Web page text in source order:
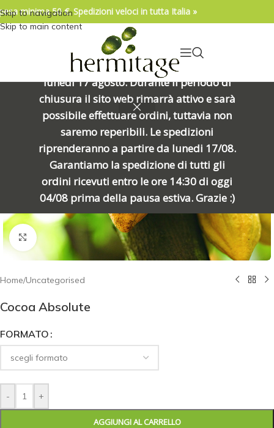
04/08/2026. IMPORTANTE, SI PREGA DI
LEGGERE: Venerdì 7 agosto alle ore
15:00 chiuderemo per una meritata
pausa e riapriremo alle ore 8:00 di
lunedì 17 agosto. Durante il periodo di
chiusura il sito web rimarrà attivo e sarà
possibile effettuare ordini, tuttavia non
saremo reperibili. Le spedizioni
riprenderanno a partire da lunedi 17/08.
Garantiamo la spedizione di tutti gli
ordini ricevuti entro le ore 14:30 di oggi
04/08 prima della pausa estiva. Grazie :)
Skip to navigation
Skip to main content
minima 50 €. Spedizioni veloci in tutta Italia »
Click to enlarge
Home/Uncategorised
Cocoa Absolute
FORMATO
- +
AGGIUNGI AL CARRELLO